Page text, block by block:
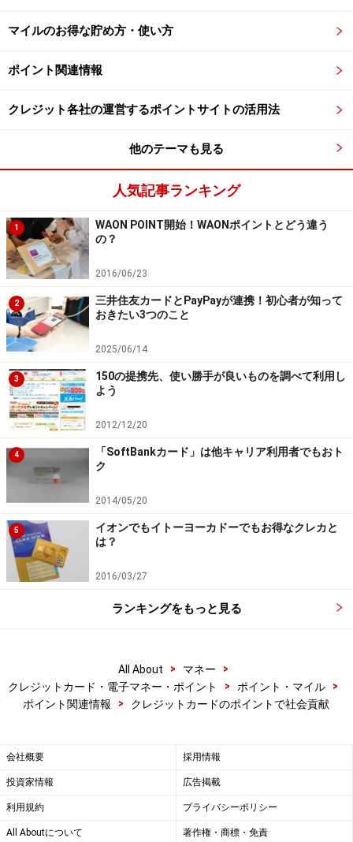
マイルのお得な貯め方・使い方
ポイント関連情報
クレジット各社の運営するポイントサイトの活用法
他のテーマも見る
人気記事ランキング
1
WAON POINT開始！WAONポイントとどう違う
の？
2016/06/23
2
三井住友カードとPayPayが連携！初心者が知って
おきたい3つのこと
2025/06/14
3
150の提携先、使い勝手が良いものを調べて利用し
よう
2012/12/20
4
「SoftBankカード」は他キャリア利用者でもおト
ク
2014/05/20
5
イオンでもイトーヨーカドーでもお得なクレカと
は？
2016/03/27
ランキングをもっと見る
All About > マネー
>
クレジットカード・電子マネー・ポイント
> ポイント・マイル
>
ポイント関連情報
> クレジットカードのポイントで社会貢献
会社概要 採用情報
投資家情報 広告掲載
利用規約 プライバシーポリシー
All Aboutについて 著作権・商標・免責